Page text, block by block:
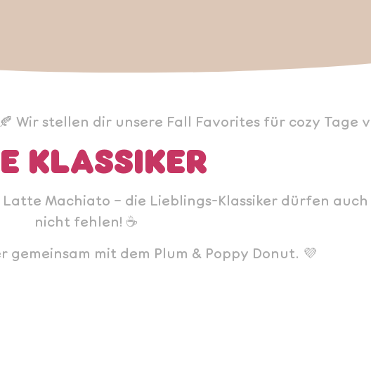
Wir stellen dir unsere Fall Favorites für cozy Tage
KLASSIKER
Machiato – die Lieblings-Klassiker dürfen
nicht fehlen! ☕
gemeinsam mit dem Plum & Poppy Donut. 💜